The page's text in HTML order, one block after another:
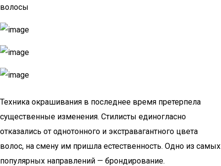
волосы
Техника окрашивания в последнее время претерпела
существенные изменения. Стилисты единогласно
отказались от однотонного и экстравагантного цвета
волос, на смену им пришла естественность. Одно из самых
популярных направлений — брондирование.